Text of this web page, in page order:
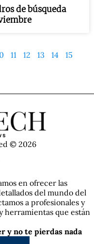
de búsqueda
11 12 13 14 15
© 2026
en ofrecer las
del mundo del
a profesionales y
herramientas que están
y no te pierdas nada